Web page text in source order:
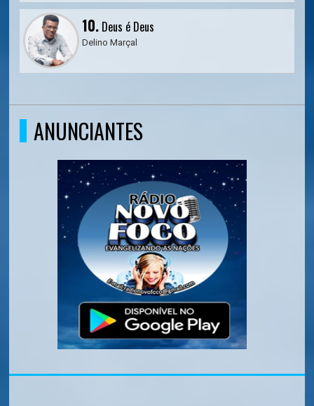
10. Deus é Deus
Delino Marçal
ANUNCIANTES